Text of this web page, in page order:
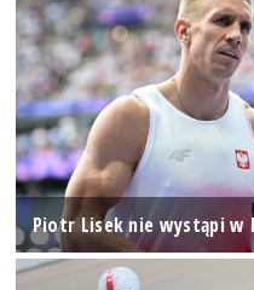
Piotr Lisek nie wystąpi w